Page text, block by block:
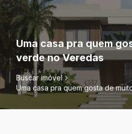
Uma casa pra quem
verde no Veredas
Buscar imóvel
Uma casa pra quem gosta de